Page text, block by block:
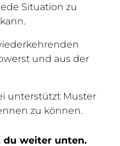
Situation zu
und aus der
unterstützt Muster
zu können.
du weiter unten.